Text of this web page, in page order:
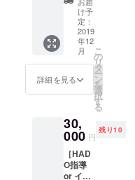
マレー
シアス
タッフ
やマ
レーシ
ア青年
スポー
HADOT
シャツ
です！
日本で
はまだ
たお礼
のメー
ル ・
HADO
WORLD
CUP20
19ご招
待(12月
中旬予
TEAM
iXA オ
リジナ
ルチー
ムス
テッ
け予
定：
2019
年12
月
詳細を見る
こ
の
リ
タ
ー
ン
を
選
択
す
る
30,
000 円
残り10
［HAD
O指導
or イベ